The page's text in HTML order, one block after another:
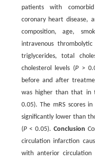
patients with
coronary heart disease,
composition, age,
intravenous
triglycerides, total
cholesterol levels (P>
before and after
was higher than that in
0.05). The mRS scores
significantly lower than
(P< 0.05). Conclusion
circulation infarction
with anterior circulation